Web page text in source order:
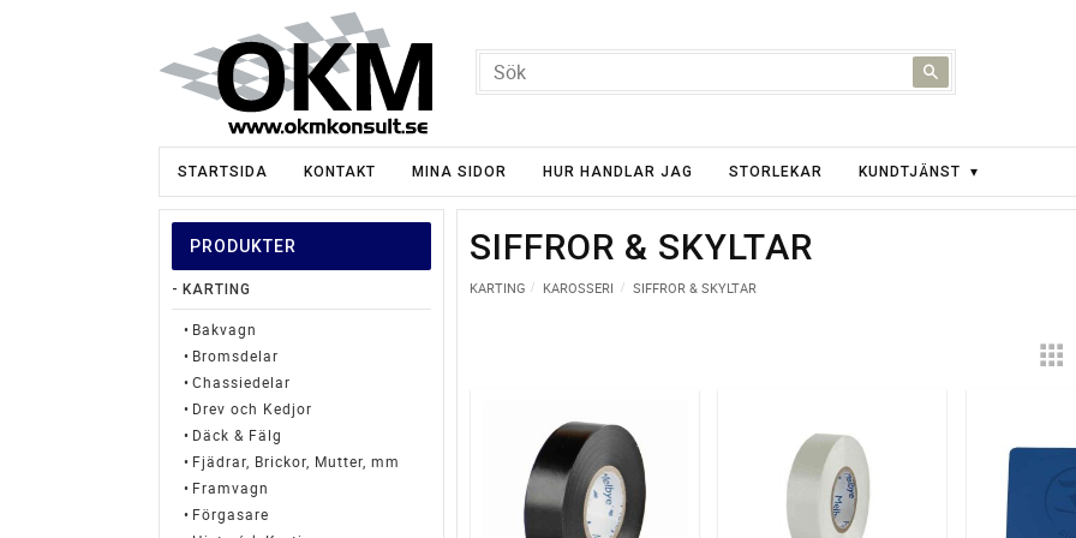
STARTSIDA KONTAKT MINA SIDOR HUR HANDLAR JAG STORLEKAR KUNDTJÄNST
SIFFROR & SKYLTAR
KARTING KAROSSERI SIFFROR & SKYLTAR
PRODUKTER
KARTING
Bakvagn
Bromsdelar
Chassiedelar
Drev och Kedjor
Däck & Fälg
Fjädrar, Brickor, Mutter, mm
Framvagn
Förgasare